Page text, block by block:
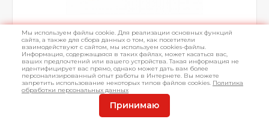
Гуиро BRAHNER DP-160
В форме рыбы, ребристая поверхность, материал
дерево, палочка в комплекте (30см.)
Мы используем файлы cookie. Для реализации основных функций
сайта, а также для сбора данных о том, как посетители
взаимодействуют с сайтом, мы используем cookies-файлы.
Информация, содержащаяся в таких файлах, может касаться вас,
ваших предпочтений или вашего устройства. Такая информация не
идентифицирует вас прямо, однако может дать вам более
персонализированный опыт работы в Интернете. Вы можете
запретить использование некоторых типов файлов cookies. Политика
обработки персональных данных
Принимаю